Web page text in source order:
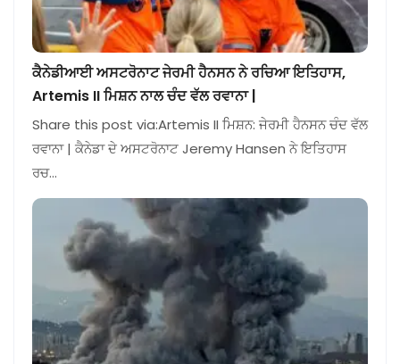
ਕੈਨੇਡੀਆਈ ਅਸਟਰੋਨਾਟ ਜੇਰਮੀ ਹੈਨਸਨ ਨੇ ਰਚਿਆ ਇਤਿਹਾਸ,
Artemis II ਮਿਸ਼ਨ ਨਾਲ ਚੰਦ ਵੱਲ ਰਵਾਨਾ |
Share this post via:Artemis II ਮਿਸ਼ਨ: ਜੇਰਮੀ ਹੈਨਸਨ ਚੰਦ ਵੱਲ
ਰਵਾਨਾ | ਕੈਨੇਡਾ ਦੇ ਅਸਟਰੋਨਾਟ Jeremy Hansen ਨੇ ਇਤਿਹਾਸ
ਰਚ…